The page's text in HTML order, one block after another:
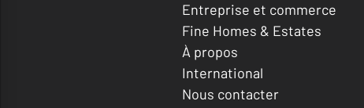
Entreprise et commerce
Fine Homes & Estates
À propos
International
Nous contacter